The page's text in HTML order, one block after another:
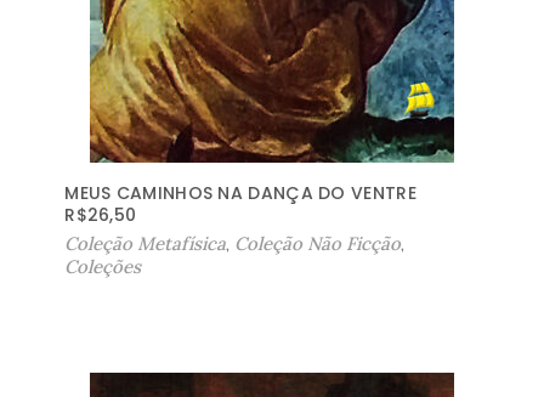
MEUS CAMINHOS NA DANÇA DO VENTRE
R$26,50
Coleção Metafísica, Coleção Não Ficção,
Coleções